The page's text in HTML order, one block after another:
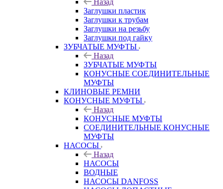
Назад
Заглушки пластик
Заглушки к трубам
Заглушки на резьбу
Заглушки под гайку
ЗУБЧАТЫЕ МУФТЫ
Назад
ЗУБЧАТЫЕ МУФТЫ
КОНУСНЫЕ СОЕДИНИТЕЛЬНЫЕ
МУФТЫ
КЛИНОВЫЕ РЕМНИ
КОНУСНЫЕ МУФТЫ
Назад
КОНУСНЫЕ МУФТЫ
СОЕДИНИТЕЛЬНЫЕ КОНУСНЫЕ
МУФТЫ
НАСОСЫ
Назад
НАСОСЫ
ВОДНЫЕ
НАСОСЫ DANFOSS